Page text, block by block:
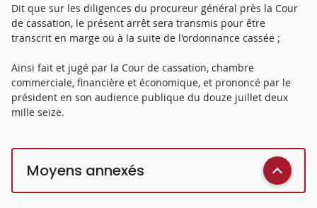
Dit que sur les diligences du procureur général près la Cour
de cassation, le présent arrêt sera transmis pour être
transcrit en marge ou à la suite de l'ordonnance cassée ;
Ainsi fait et jugé par la Cour de cassation, chambre
commerciale, financière et économique, et prononcé par le
président en son audience publique du douze juillet deux
mille seize.
Moyens annexés